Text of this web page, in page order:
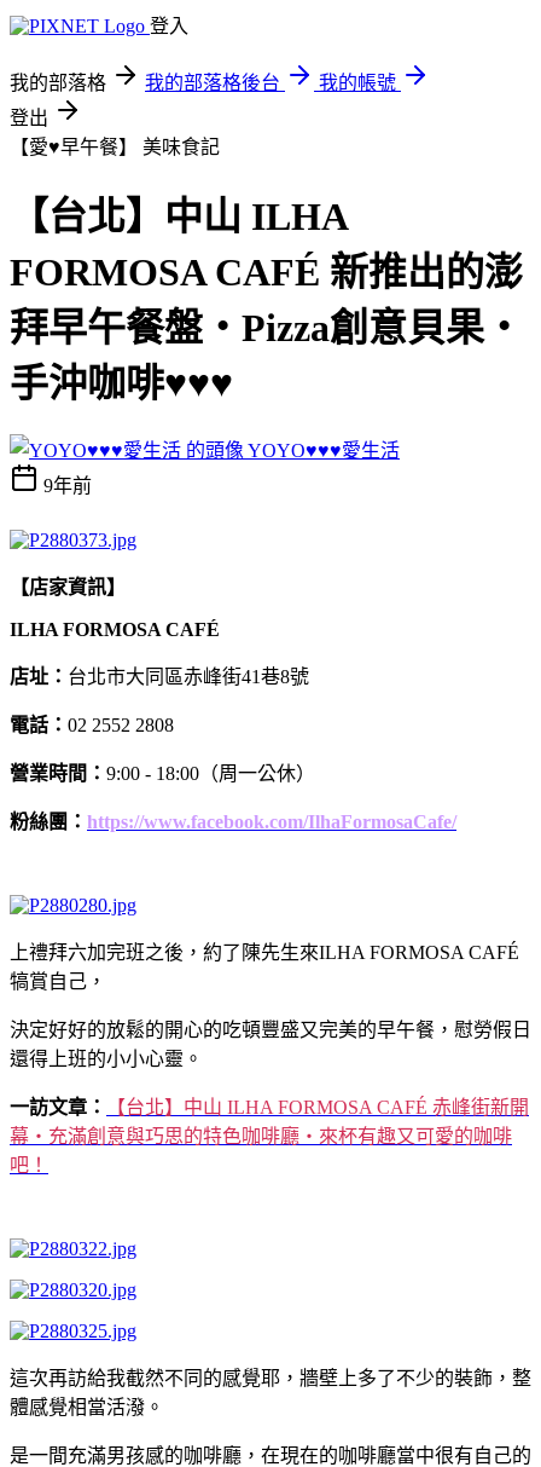
登入
我的部落格 我的部落格後台
我的帳號
登出
【愛♥早午餐】 美味食記
【台北】中山 ILHA
FORMOSA CAFÉ 新推出的澎
拜早午餐盤‧Pizza創意貝果‧
手沖咖啡♥♥♥
YOYO♥♥♥愛生活
9年前
【店家資訊】
ILHA FORMOSA CAFÉ
店址： 台北市大同區赤峰街41巷8號
電話： 02 2552 2808
營業時間： 9:00 - 18:00（周一公休）
粉絲團： https://www.facebook.com/IlhaFormosaCafe/
上禮拜六加完班之後，約了陳先生來ILHA FORMOSA CAFÉ
犒賞自己，
決定好好的放鬆的開心的吃頓豐盛又完美的早午餐，慰勞假日
還得上班的小小心靈。
一訪文章：
【台北】中山 ILHA FORMOSA CAFÉ 赤峰街新開
幕‧充滿創意與巧思的特色咖啡廳‧來杯有趣又可愛的咖啡
吧！
這次再訪給我截然不同的感覺耶，牆壁上多了不少的裝飾，整
體感覺相當活潑。
是一間充滿男孩感的咖啡廳，在現在的咖啡廳當中很有自己的